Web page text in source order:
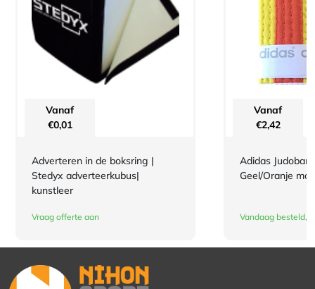
Vanaf
€0,01
Adverteren in de boksring |
Stedyx adverteerkubus|
kunstleer
Vraag offerte aan
Vanaf
€2,42
Adidas
Geel/Oranje
Vandaag besteld,